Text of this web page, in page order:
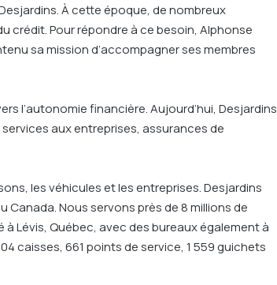
À cette époque, de nombreux
crédit. Pour répondre à ce besoin, Alphonse
sa mission d’accompagner ses membres
l’autonomie financière. Aujourd’hui, Desjardins
aux entreprises, assurances de
les véhicules et les entreprises. Desjardins
Canada. Nous servons près de 8 millions de
Lévis, Québec, avec des bureaux également à
caisses, 661 points de service, 1 559 guichets